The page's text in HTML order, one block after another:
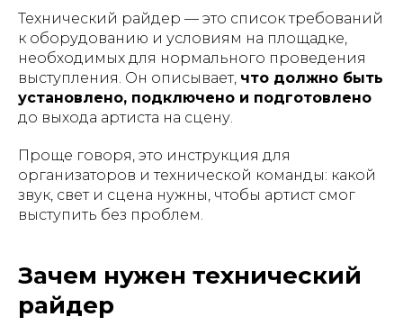
Технический райдер — это список требований
к оборудованию и условиям на площадке,
необходимых для нормального проведения
выступления. Он описывает, что должно быть
установлено, подключено и подготовлено
до выхода артиста на сцену.
Проще говоря, это инструкция для
организаторов и технической команды: какой
звук, свет и сцена нужны, чтобы артист смог
выступить без проблем.
Зачем нужен технический
райдер